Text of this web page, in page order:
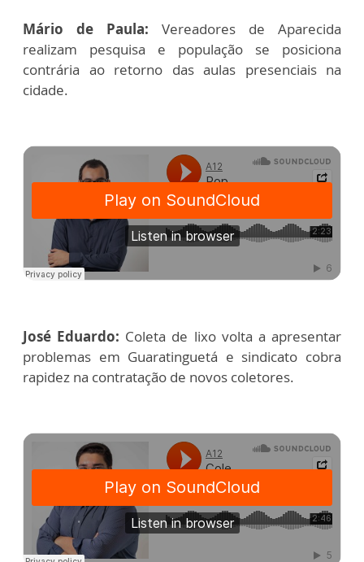
Mário de Paula: Vereadores de Aparecida
realizam pesquisa e população se posiciona
contrária ao retorno das aulas presenciais na
cidade.
José Eduardo: Coleta de lixo volta a apresentar
problemas em Guaratinguetá e sindicato cobra
rapidez na contratação de novos coletores.